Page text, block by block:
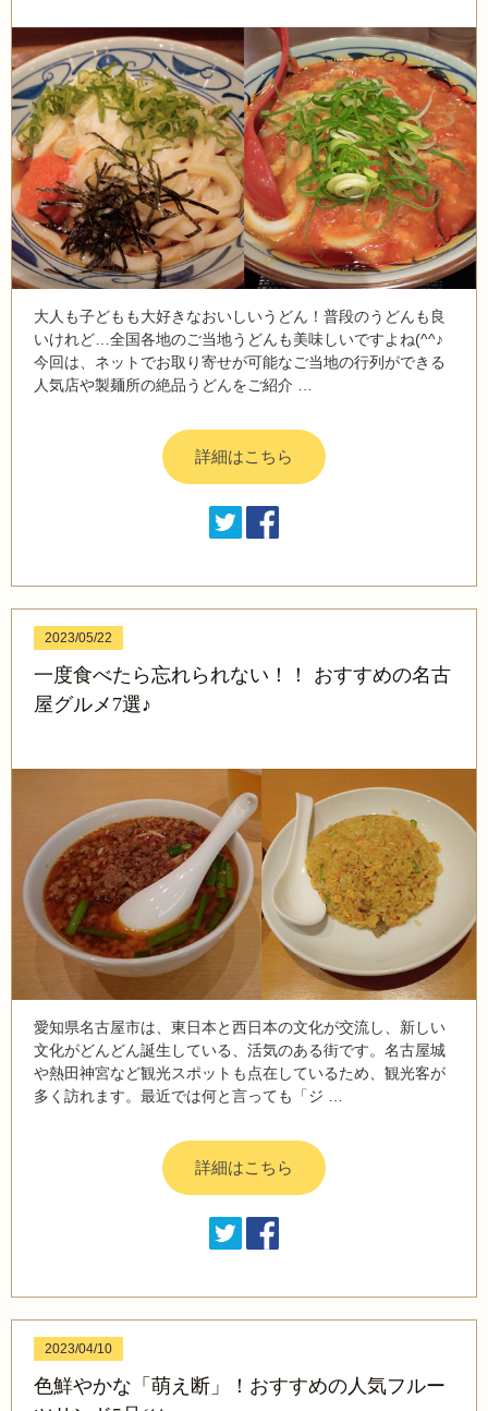
大人も子どもも大好きなおいしいうどん！普段のうどんも良
いけれど…全国各地のご当地うどんも美味しいですよね(^^♪
今回は、ネットでお取り寄せが可能なご当地の行列ができる
人気店や製麺所の絶品うどんをご紹介 …
詳細はこちら
2023/05/22
一度食べたら忘れられない！！ おすすめの名古
屋グルメ7選♪
愛知県名古屋市は、東日本と西日本の文化が交流し、新しい
文化がどんどん誕生している、活気のある街です。名古屋城
や熱田神宮など観光スポットも点在しているため、観光客が
多く訪れます。最近では何と言っても「ジ …
詳細はこちら
2023/04/10
色鮮やかな「萌え断」！おすすめの人気フルー